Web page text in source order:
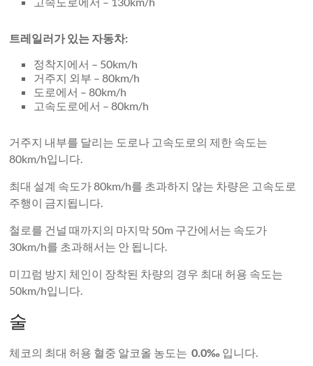
트레일러가 있는 자동차:
정착지에서 – 50km/h
거주지 외부 – 80km/h
도로에서 – 80km/h
고속도로에서 – 80km/h
거주지 내부를 달리는 도로나 고속도로의 제한 속도는
80km/h입니다.
최대 설계 속도가 80km/h를 초과하지 않는 차량은 고속도로
주행이 금지됩니다.
철로를 건널 때까지의 마지막 50m 구간에서는 속도가
30km/h를 초과해서는 안 됩니다.
미끄럼 방지 체인이 장착된 차량의 경우 최대 허용 속도는
50km/h입니다.
술
체코의 최대 허용 혈중 알코올 농도는0.0‰ 입니다.